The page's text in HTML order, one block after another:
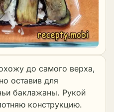
до самого верха,
оставив для
баклажаны. Рукой
конструкцию.